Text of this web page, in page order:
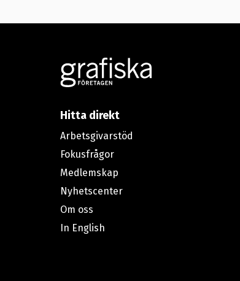
Hitta direkt
Arbetsgivarstöd
Fokusfrågor
Medlemskap
Nyhetscenter
Om oss
In English